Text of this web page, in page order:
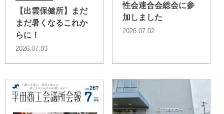
【出雲保健所】まだ
まだ暑くなるこれか
らに！
2026.07.03
性会連合会総会に参
加しました
2026.07.02